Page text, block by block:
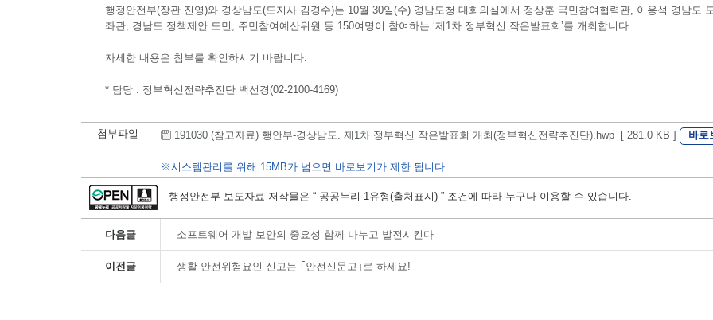
행정안전부(장관 진영)와 경상남도(도지사 김경수)는 10월 30일(수) 경남도청 대회의실에서 정상훈 국민참여협력관, 이용석 경남도
좌관, 경남도 정책제안 도민, 주민참여예산위원 등 150여명이 참여하는 ‘제1차 정부혁신 작은발표회’를 개최합니다.
자세한 내용은 첨부를 확인하시기 바랍니다.
* 담당 : 정부혁신전략추진단 백선경(02-2100-4169)
첨부파일 191030 (참고자료) 행안부-경상남도. 제1차 정부혁신 작은발표회 개최(정부혁신전략추진단).hwp [ 281.0 KB ] 바로
※시스템관리를 위해 15MB가 넘으면 바로보기가 제한 됩니다.
행정안전부 보도자료 저작물은 “ 공공누리 1유형(출처표시) ” 조건에 따라 누구나 이용할 수 있습니다.
다음글 소프트웨어 개발 보안의 중요성 함께 나누고 발전시킨다
이전글 생활 안전위험요인 신고는 ｢안전신문고｣로 하세요!